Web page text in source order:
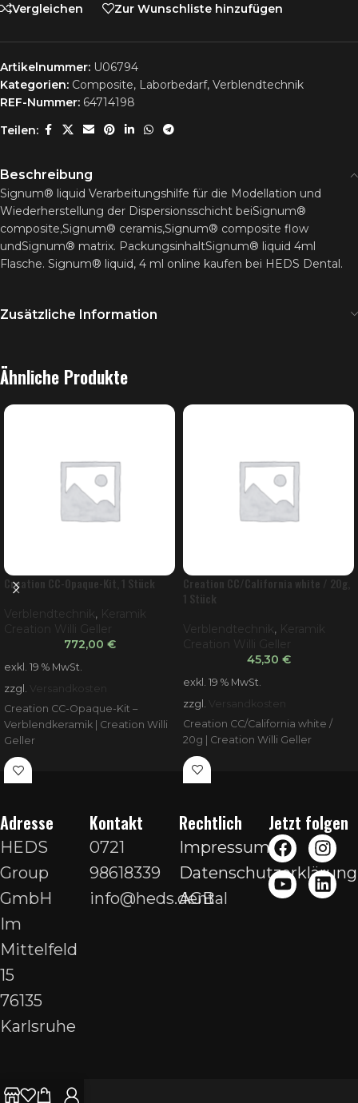
Vergleichen Zur Wunschliste hinzufügen
Artikelnummer: U06794
Kategorien: Composite, Laborbedarf, Verblendtechnik
REF-Nummer: 64714198
Teilen:
Beschreibung
Signum® liquid Verarbeitungshilfe für die Modellation und
Wiederherstellung der Dispersionsschicht beiSignum®
composite,Signum® ceramis,Signum® composite flow
undSignum® matrix. PackungsinhaltSignum® liquid 4ml
Flasche. Signum® liquid, 4 ml online kaufen bei HEDS Dental.
Zusätzliche Information
Ähnliche Produkte
Creation CC-Opaque-Kit, 1 Stück
Verblendtechnik , Keramik
Creation Willi Geller
772,00 €
exkl. 19 % MwSt.
zzgl.
Versandkosten
Creation CC-Opaque-Kit –
Verblendkeramik | Creation Willi
Geller
Creation CC/California white / 20g,
1 Stück
Verblendtechnik , Keramik
Creation Willi Geller
45,30 €
exkl. 19 % MwSt.
zzgl.
Versandkosten
Creation CC/California white /
20g | Creation Willi Geller
Adresse
HEDS
Group
GmbH
Im
Mittelfeld
15
76135
Karlsruhe
Kontakt
0721
98618339
info@heds.dental
Rechtlich
Impressum
Datenschutzerklärung
AGB
Jetzt folgen